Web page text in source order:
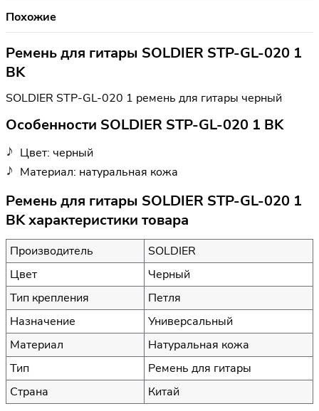
Похожие
Ремень для гитары SOLDIER STP-GL-020 1
BK
SOLDIER STP-GL-020 1 ремень для гитары черный
Особенности SOLDIER STP-GL-020 1 BK
Цвет: черный
Материал: натуральная кожа
Ремень для гитары SOLDIER STP-GL-020 1
BK характеристики товара
Производитель
SOLDIER
Цвет
Черный
Тип крепления
Петля
Назначение
Универсальный
Материал
Натуральная кожа
Тип
Ремень для гитары
Страна
Китай